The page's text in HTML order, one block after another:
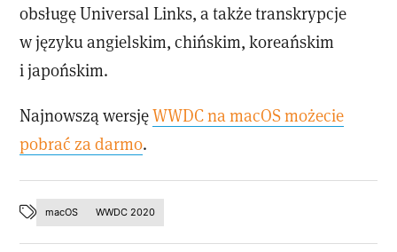
obsługę Universal Links, a także transkrypcje
w języku angielskim, chińskim, koreańskim
i japońskim.
Najnowszą wersjęWWDC na macOS możecie
pobrać za darmo.
macOS WWDC 2020